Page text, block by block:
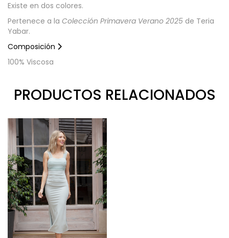
Existe en dos colores.
Pertenece a la Colección Primavera Verano 2025 de Teria
Yabar.
Composición
100% Viscosa
PRODUCTOS RELACIONADOS